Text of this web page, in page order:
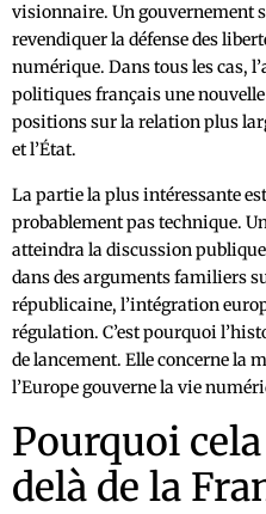
visionnaire. Un gouvernement
revendiquer la défense des
numérique. Dans tous les cas,
politiques français une
positions sur la relation plus
et l’État.
La partie la plus intéressante
probablement pas technique.
atteindra la discussion
dans des arguments familiers
républicaine, l’intégration
régulation. C’est pourquoi
de lancement. Elle concerne la
l’Europe gouverne la vie
Pourquoi
delà de la